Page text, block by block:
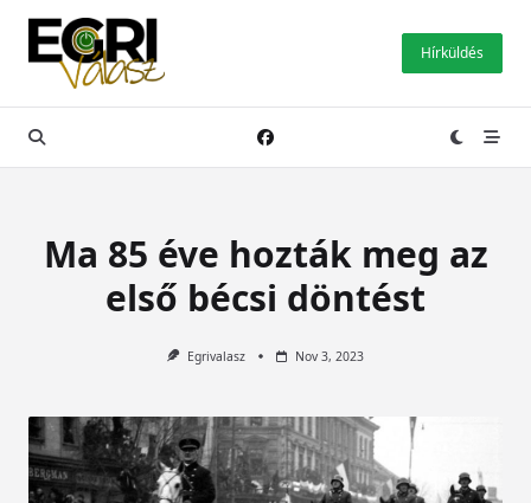
Skip
content
Hírküldés
Ma 85 éve hozták meg az
első bécsi döntést
Egrivalasz Nov 3, 2023